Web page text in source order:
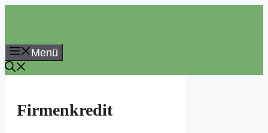
Menü
Firmenkredit